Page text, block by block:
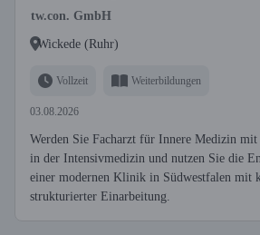
tw.con. GmbH
Wickede (Ruhr)
Vollzeit Weiterbildungen
03.08.2026
Werden Sie Facharzt für Innere Medizin
in der Intensivmedizin und nutzen Sie die
einer modernen Klinik in Südwestfalen mit
strukturierter Einarbeitung.